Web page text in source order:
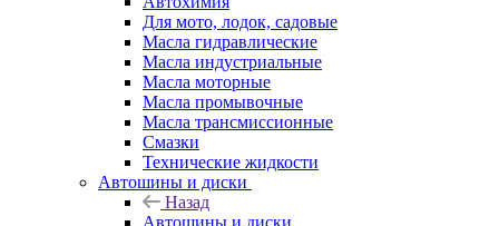
Для мото, лодок, садовые
Масла гидравлические
Масла индустриальные
Масла моторные
Масла промывочные
Масла трансмиссионные
Смазки
Технические жидкости
Автошины и диски
Назад
Автошины и диски